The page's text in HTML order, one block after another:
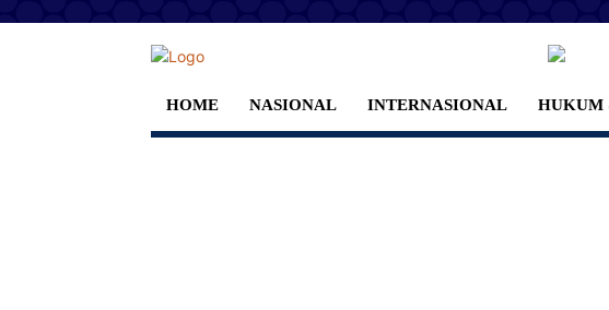
HOME NASIONAL INTERNASIONAL